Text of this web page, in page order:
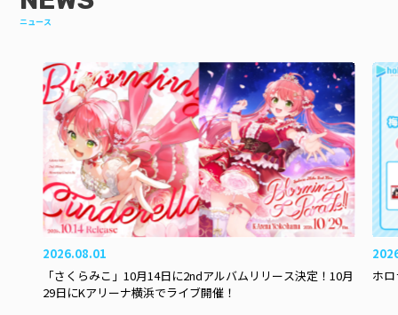
ニュース
2026.08.01
「さくらみこ」10月14日に2ndアルバムリリース決定！10月
29日にKアリーナ横浜でライブ開催！
ホ